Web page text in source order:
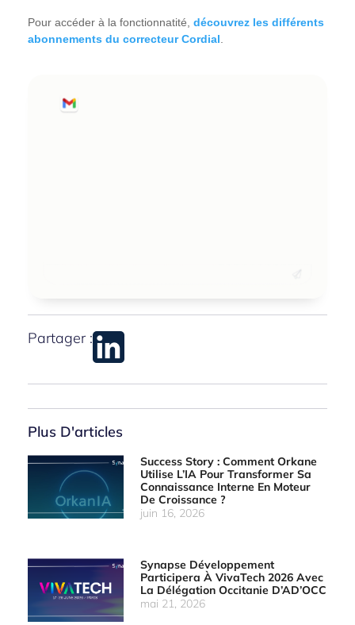
Pour accéder à la fonctionnatité, découvrez les différents
abonnements du correcteur Cordial.
Partager :
Plus D'articles
Success Story : Comment Orkane
Utilise L’IA Pour Transformer Sa
Connaissance Interne En Moteur
De Croissance ?
juin 16, 2026
Synapse Développement
Participera À VivaTech 2026 Avec
La Délégation Occitanie D’AD’OCC
mai 21, 2026